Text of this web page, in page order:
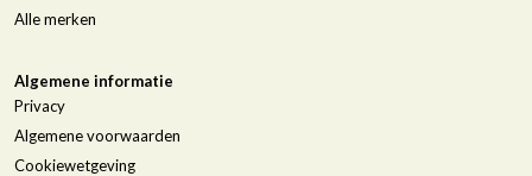
Alle merken
Algemene informatie
Privacy
Algemene voorwaarden
Cookiewetgeving